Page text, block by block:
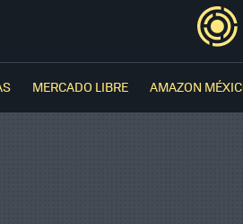
MERCADO LIBRE AMAZON